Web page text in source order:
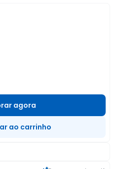
agora
ao carrinho